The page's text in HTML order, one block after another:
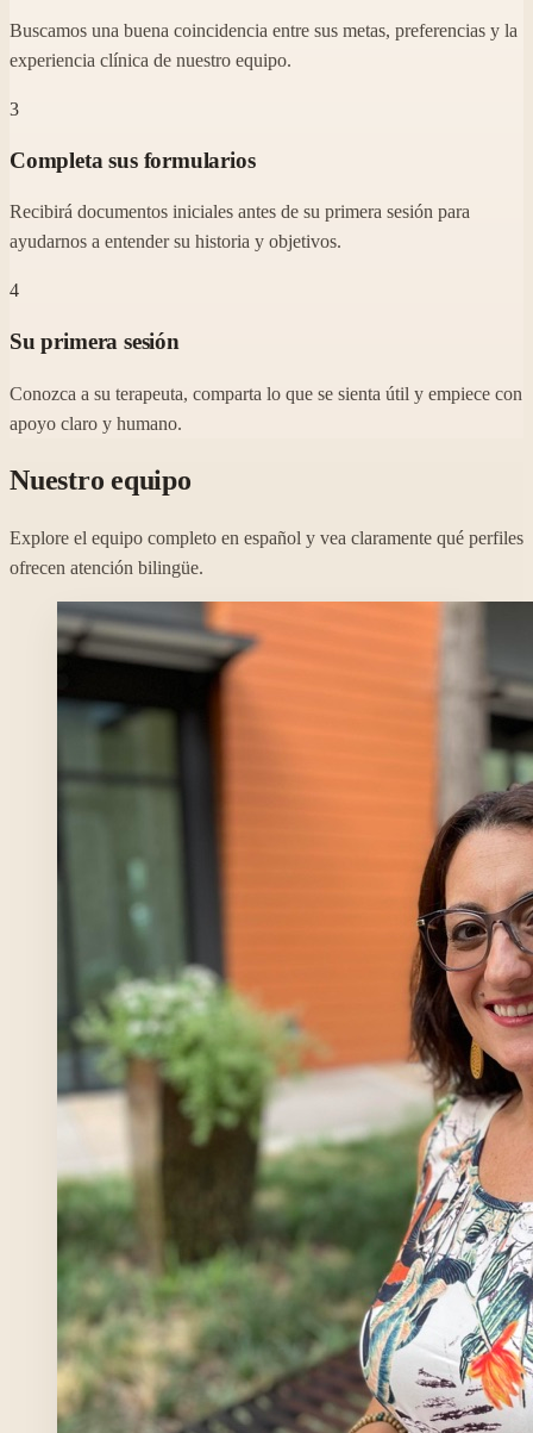
Buscamos una buena coincidencia entre sus metas, preferencias y la
experiencia clínica de nuestro equipo.
3
Completa sus formularios
Recibirá documentos iniciales antes de su primera sesión para
ayudarnos a entender su historia y objetivos.
4
Su primera sesión
Conozca a su terapeuta, comparta lo que se sienta útil y empiece con
apoyo claro y humano.
Nuestro equipo
Explore el equipo completo en español y vea claramente qué perfiles
ofrecen atención bilingüe.